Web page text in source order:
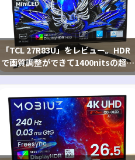
「TCL 27R83U」をレビュー。HDR
で画質調整ができて1400nitsの超高
輝度も発揮！